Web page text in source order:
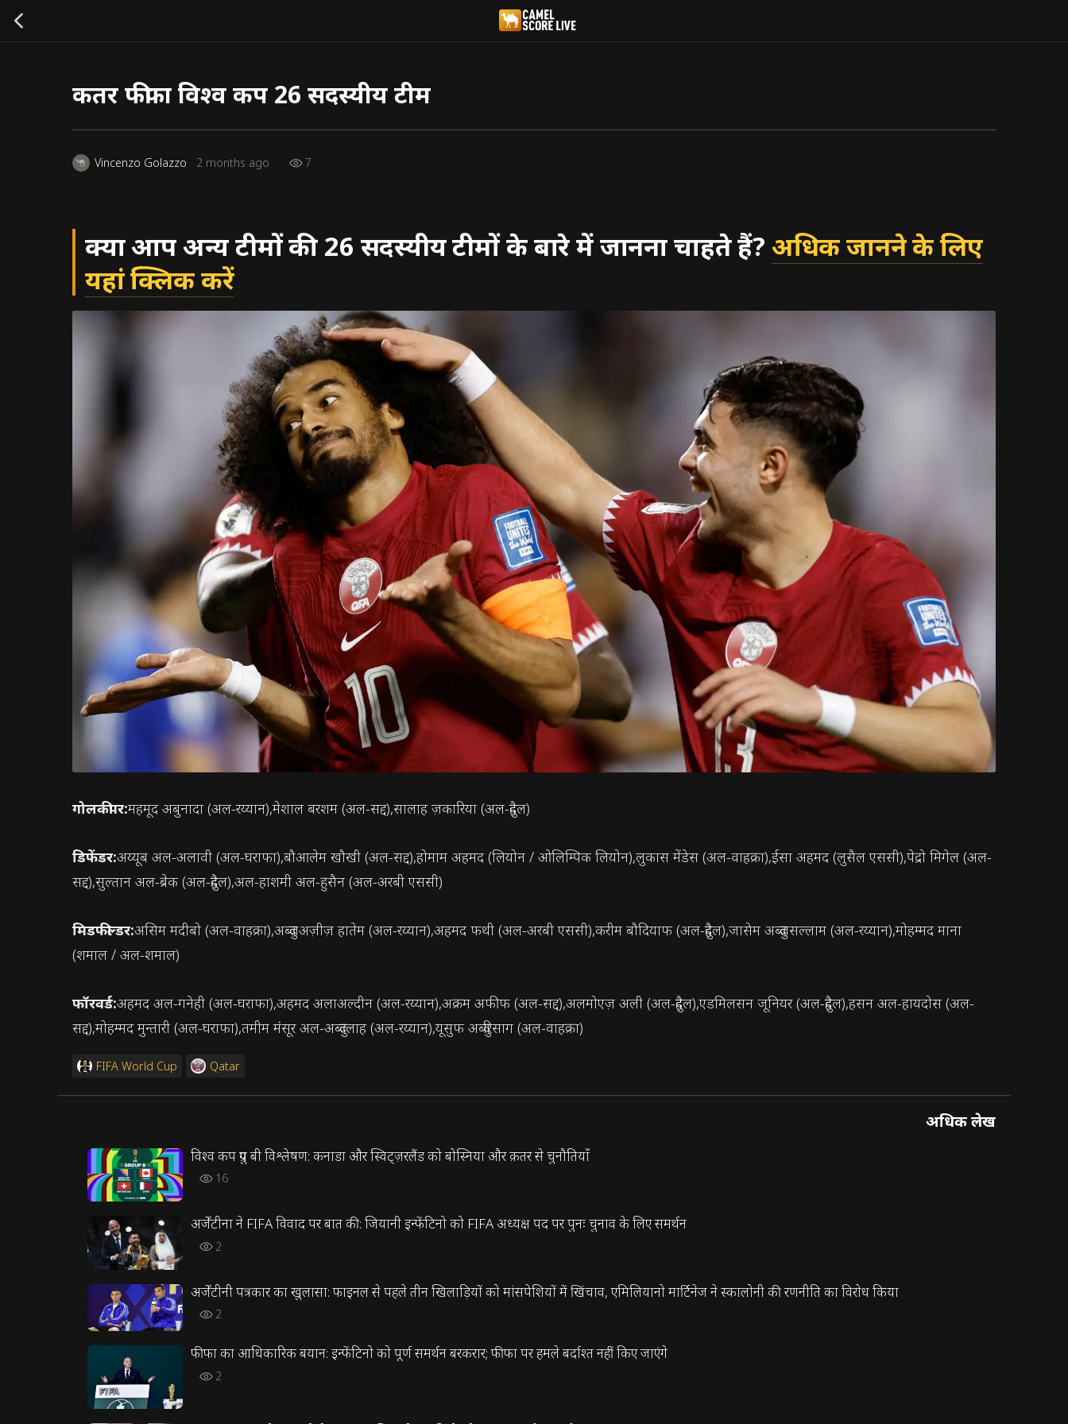
कतर फीफा विश्व कप 26 सदस्यीय टीम
Vincenzo Golazzo 2 months ago 7
क्या आप अन्य टीमों की 26 सदस्यीय टीमों के बारे में जानना चाहते हैं? अधिक जानने के लिए
यहां क्लिक करें
गोलकीपर:महमूद अबुनादा (अल-रय्यान),मेशाल बरशम (अल-सद्द),सालाह ज़कारिया (अल-दुहैल)
डिफेंडर:अय्यूब अल-अलावी (अल-घराफा),बौआलेम खौखी (अल-सद्द),होमाम अहमद (लियोन / ओलिम्पिक लियोन),लुकास मेंडेस (अल-वाहक्रा),ईसा अहमद (लुसैल एससी),पेद्रो मिगेल (अल-
सद्द),सुल्तान अल-ब्रेक (अल-दुहैल),अल-हाशमी अल-हुसैन (अल-अरबी एससी)
मिडफील्डर:असिम मदीबो (अल-वाहक्रा),अब्दुलअज़ीज़ हातेम (अल-रय्यान),अहमद फथी (अल-अरबी एससी),करीम बौदियाफ (अल-दुहैल),जासेम अब्दुलसल्लाम (अल-रय्यान),मोहम्मद माना
(शमाल / अल-शमाल)
फॉरवर्ड:अहमद अल-गनेही (अल-घराफा),अहमद अलाअल्दीन (अल-रय्यान),अक्रम अफीफ (अल-सद्द),अलमोएज़ अली (अल-दुहैल),एडमिलसन जूनियर (अल-दुहैल),हसन अल-हायदोस (अल-
सद्द),मोहम्मद मुन्तारी (अल-घराफा),तमीम मंसूर अल-अब्दुल्लाह (अल-रय्यान),यूसुफ अब्दुरिसाग (अल-वाहक्रा)
FIFA World Cup Qatar
अधिक लेख
विश्व कप ग्रुप बी विश्लेषण: कनाडा और स्विट्ज़रलैंड को बोस्निया और क़तर से चुनौतियाँ
16
अर्जेंटीना ने FIFA विवाद पर बात की: जियानी इन्फेंटिनो को FIFA अध्यक्ष पद पर पुनः चुनाव के लिए समर्थन
2
अर्जेंटीनी पत्रकार का खुलासा: फाइनल से पहले तीन खिलाड़ियों को मांसपेशियों में खिंचाव, एमिलियानो मार्टिनेज ने स्कालोनी की रणनीति का विरोध किया
2
फीफा का आधिकारिक बयान: इन्फेंटिनो को पूर्ण समर्थन बरकरार; फीफा पर हमले बर्दाश्त नहीं किए जाएंगे
2